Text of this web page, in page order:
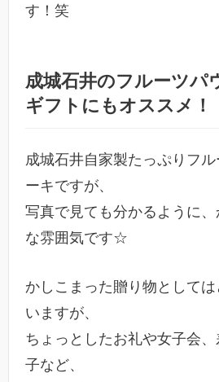
す！笑
成城石井のフルーツパ
ギフトにもオススメ！
成城石井自家製たっぷりフ
ーキですが、
写真で見ても分かるように
な雰囲気です☆
かしこまった贈り物として
いますが、
ちょっとしたお礼や女子会
子など、